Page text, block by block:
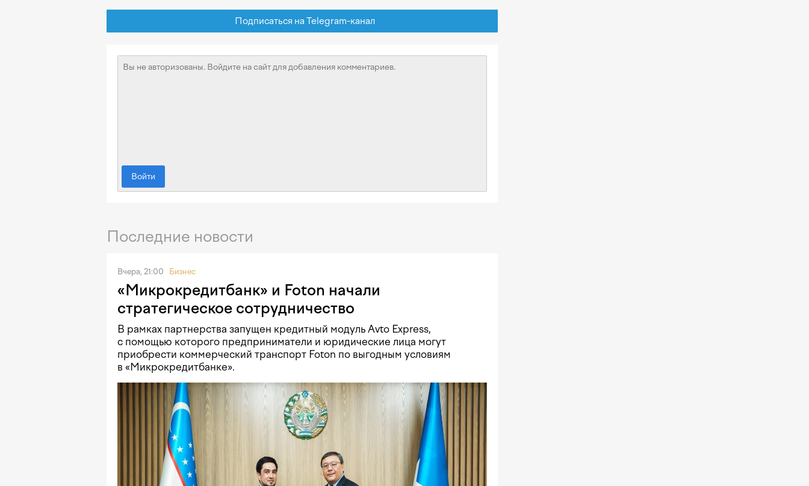
Подписаться на Telegram-канал
Войти
Последние новости
Вчера, 21:00 Бизнес
«Микрокредитбанк» и Foton начали
стратегическое сотрудничество
В рамках партнерства запущен кредитный модуль Avto Express,
с помощью которого предприниматели и юридические лица могут
приобрести коммерческий транспорт Foton по выгодным условиям
в «Микрокредитбанке».